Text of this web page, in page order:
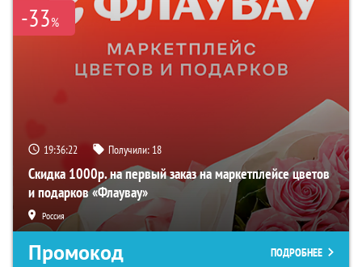
-33%
19:36:22 Получили: 18
Скидка 1000р. на первый заказ на маркетплейсе цветов
и подарков «Флаувау»
Россия
Промокод ПОДРОБНЕЕ